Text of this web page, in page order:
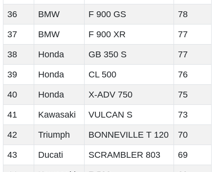
36 BMW F 900 GS 78
37 BMW F 900 XR 77
38 Honda GB 350 S 77
39 Honda CL 500 76
40 Honda X-ADV 750 75
41 Kawasaki VULCAN S 73
42 Triumph BONNEVILLE T 120 70
43 Ducati SCRAMBLER 803 69